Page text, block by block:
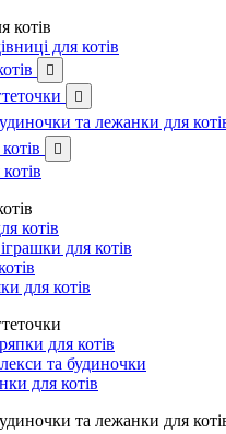
котів
для котів


та лежанки для

котів
для котів
для котів
для котів
та будиночки
для котів
та лежанки для